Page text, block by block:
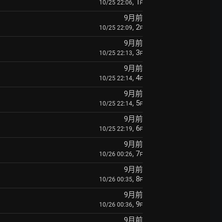
10/25 22:06, 1 F
9月前
10/25 22:09, 2F
9月前
10/25 22:13, 3F
9月前
10/25 22:14, 4F
9月前
10/25 22:14, 5F
9月前
10/25 22:19, 6F
9月前
10/26 00:26, 7F
9月前
10/26 00:35, 8F
9月前
10/26 00:36, 9F
9月前